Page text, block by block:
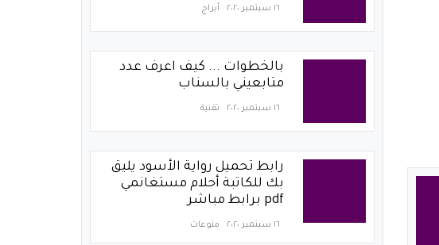
١٦ سبتمبر ٢٠٢٠ أبراج
بالخطوات ... كيف اعرف عدد
متابعيني بالسناب
١٦ سبتمبر ٢٠٢٠ تقنية
رابط تحميل رواية الأسود يليق
بك للكاتبة أحلام مستغانمي
pdf برابط مباشر
١٦ سبتمبر ٢٠٢٠ منوعات